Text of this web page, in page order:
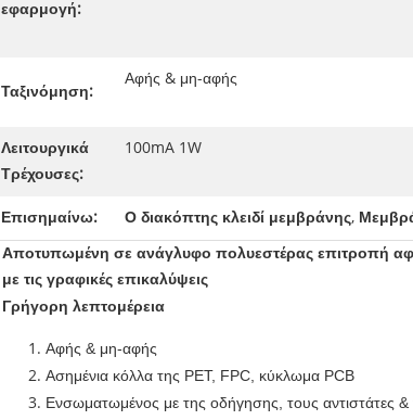
εφαρμογή:
Ταξινόμηση:
Αφής & μη-αφής
Λειτουργικά
Τρέχουσες:
100mA 1W
Επισημαίνω: Ο διακόπτης κλειδί μεμβράνης,
Αποτυπωμένη σε ανάγλυφο πολυεστέρας επιτροπή
με τις γραφικές επικαλύψεις
Γρήγορη λεπτομέρεια
Αφής & μη-αφής
Ασημένια κόλλα της PET, FPC, κύκλωμα PCB
Ενσωματωμένος με της οδήγησης, τους αντιστάτες &